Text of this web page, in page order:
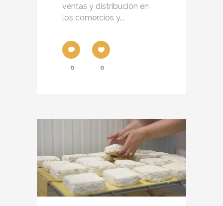
ventas y distribución en
los comercios y...
0 0